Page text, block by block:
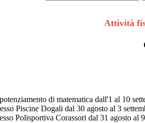
Attività
di matematica dall'1 al 10
Piscine Dogali dal 30 agosto al 3
Polisportiva Corassori dal 31 agosto al